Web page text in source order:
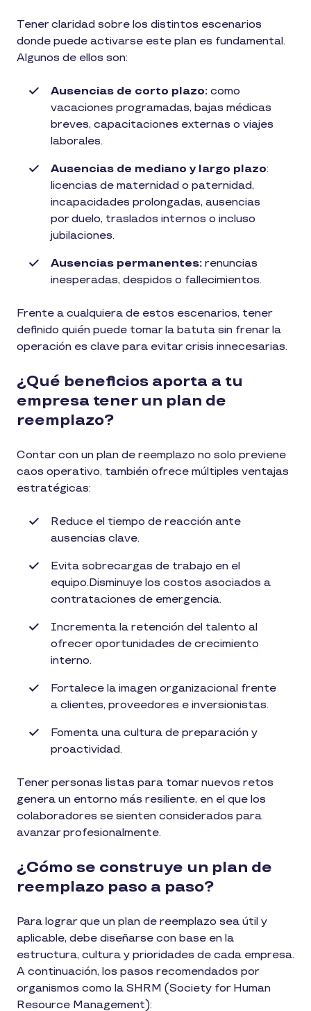
Tener claridad sobre los distintos escenarios
donde puede activarse este plan es fundamental.
Algunos de ellos son:
Ausencias de corto plazo: como
vacaciones programadas, bajas médicas
breves, capacitaciones externas o viajes
laborales.
Ausencias de mediano y largo plazo:
licencias de maternidad o paternidad,
incapacidades prolongadas, ausencias
por duelo, traslados internos o incluso
jubilaciones.
Ausencias permanentes: renuncias
inesperadas, despidos o fallecimientos.
Frente a cualquiera de estos escenarios, tener
definido quién puede tomar la batuta sin frenar la
operación es clave para evitar crisis innecesarias.
¿Qué beneficios aporta a tu
empresa tener un plan de
reemplazo?
Contar con un plan de reemplazo no solo previene
caos operativo, también ofrece múltiples ventajas
estratégicas:
Reduce el tiempo de reacción ante
ausencias clave.
Evita sobrecargas de trabajo en el
equipo.Disminuye los costos asociados a
contrataciones de emergencia.
Incrementa la retención del talento al
ofrecer oportunidades de crecimiento
interno.
Fortalece la imagen organizacional frente
a clientes, proveedores e inversionistas.
Fomenta una cultura de preparación y
proactividad.
Tener personas listas para tomar nuevos retos
genera un entorno más resiliente, en el que los
colaboradores se sienten considerados para
avanzar profesionalmente.
¿Cómo se construye un plan de
reemplazo paso a paso?
Para lograr que un plan de reemplazo sea útil y
aplicable, debe diseñarse con base en la
estructura, cultura y prioridades de cada empresa.
A continuación, los pasos recomendados por
organismos como la SHRM (Society for Human
Resource Management):